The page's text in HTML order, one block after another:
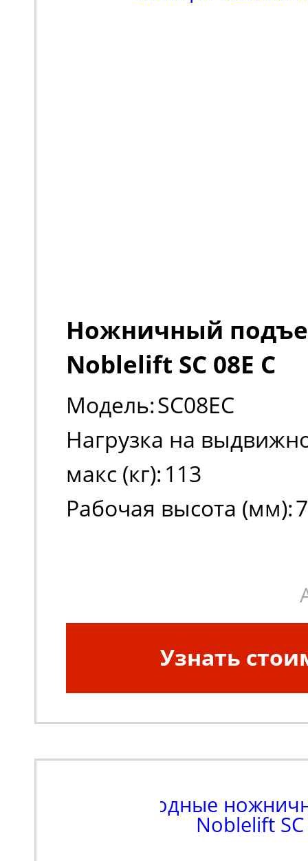
Ножничный
Noblelift SC 08E C
Модель:SC08EС
Нагрузка на
макс (кг): 113
Рабочая высота (мм):
Узнать